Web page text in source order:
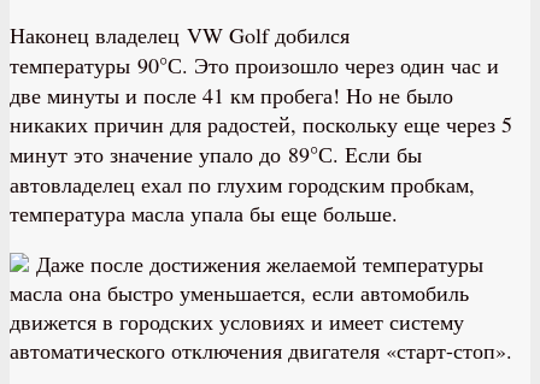
Наконец владелец VW Golf добился
температуры 90°С. Это произошло через один час и
две минуты и после 41 км пробега! Но не было
никаких причин для радостей, поскольку еще через 5
минут это значение упало до 89°С. Если бы
автовладелец ехал по глухим городским пробкам,
температура масла упала бы еще больше.
Даже после достижения желаемой температуры
масла она быстро уменьшается, если автомобиль
движется в городских условиях и имеет систему
автоматического отключения двигателя «старт-стоп».